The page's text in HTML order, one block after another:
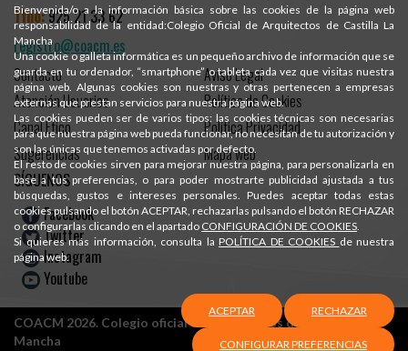
Tfno:925 21 33 62
registro@coacm.es
Contacto
Atención Usuarios
Canal Ético
Sugerencias
Aviso Legal
Política de Cookies
Política Privacidad
Mapa web
SÍGUENOS
Facebook
Twitter
Instagram
Youtube
COACM 2026. Colegio oficial de Arquitectos de Castilla-La
Mancha
Bienvenida/o a la información básica sobre las cookies de la página web
responsabilidad de la entidad:Colegio Oficial de Arquitectos de Castilla La
Mancha
Una cookie o galleta informática es un pequeño archivo de información que se
guarda en tu ordenador, “smartphone” o tableta cada vez que visitas nuestra
página web. Algunas cookies son nuestras y otras pertenecen a empresas
externas que prestan servicios para nuestra página web.
Las cookies pueden ser de varios tipos: las cookies técnicas son necesarias
para que nuestra página web pueda funcionar, no necesitan de tu autorización y
son las únicas que tenemos activadas por defecto.
El resto de cookies sirven para mejorar nuestra página, para personalizarla en
base a tus preferencias, o para poder mostrarte publicidad ajustada a tus
búsquedas, gustos e intereses personales. Puedes aceptar todas estas
cookies pulsando el botón ACEPTAR, rechazarlas pulsando el botón RECHAZAR
o configurarlas clicando en el apartado CONFIGURACIÓN DE COOKIES.
Si quieres más información, consulta la POLÍTICA DE COOKIES de nuestra
página web.
ACEPTAR RECHAZAR
CONFIGURAR PREFERENCIAS